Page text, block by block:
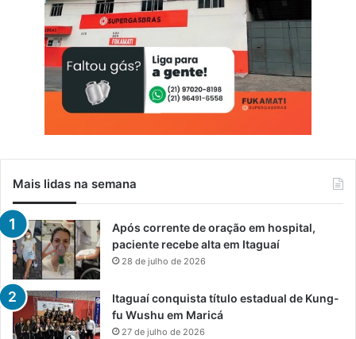
Mais lidas na semana
Após corrente de oração em hospital,
paciente recebe alta em Itaguaí
28 de julho de 2026
Itaguaí conquista título estadual de Kung-
fu Wushu em Maricá
27 de julho de 2026